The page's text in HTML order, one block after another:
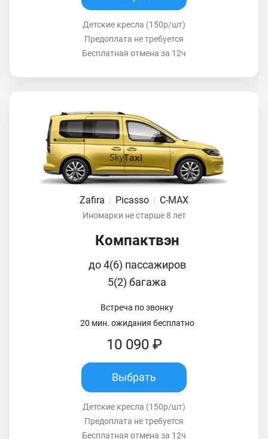
Детские кресла (150р/шт)
Предоплата не требуется
Бесплатная отмена за 12ч
Zafira | Picasso | C-MAX
Иномарки не старше 8 лет
Компактвэн
до 4(6) пассажиров
5(2) багажа
Встреча по звонку
20 мин. ожидания бесплатно
10 090 ₽
Выбрать
Детские кресла (150р/шт)
Предоплата не требуется
Бесплатная отмена за 12ч